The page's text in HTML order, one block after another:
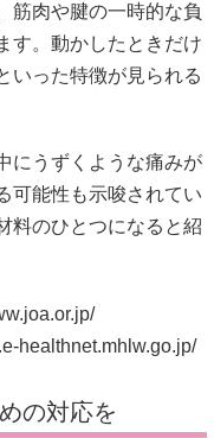
筋肉や腱の一時的な負
す。動かしたときだけ
いった特徴が見られる
にうずくような痛みが
可能性も示唆されてい
料のひとつになると紹
healthnet.mhlw.go.jp/
の対応を